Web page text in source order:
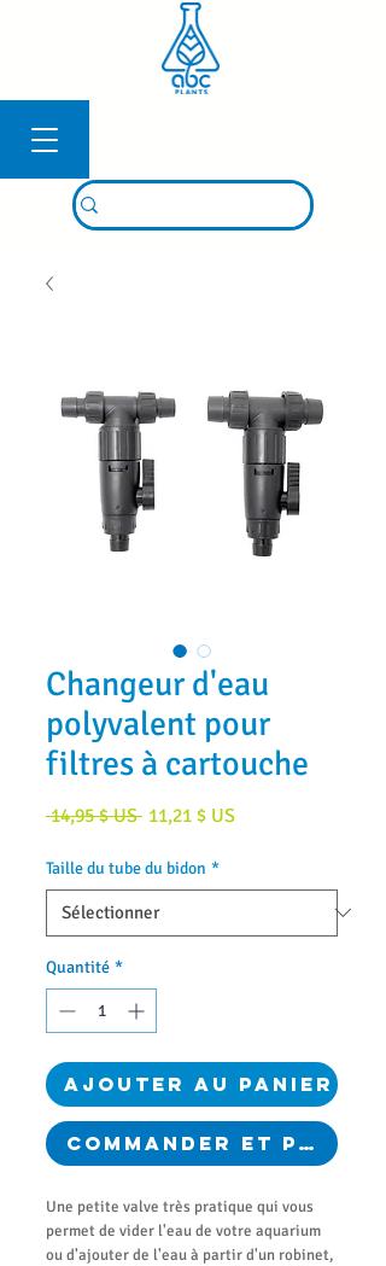
Changeur d'eau
polyvalent pour
filtres à cartouche
14,95 $ US Prix
11,21 $ USPrix
Taille du tube du bidon *
Quantité *
Ajouter au panier
Commander et payer
Une petite valve très pratique qui vous
permet de vider l'eau de votre aquarium
ou d'ajouter de l'eau à partir d'un robinet,